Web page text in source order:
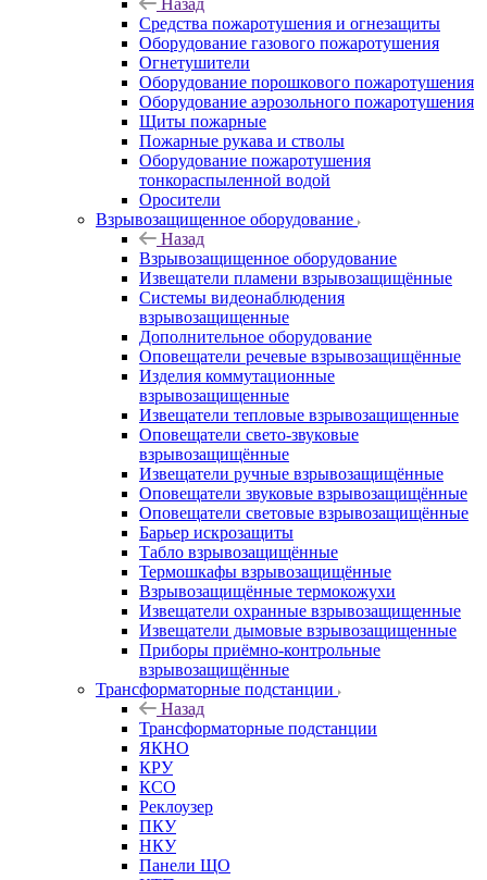
Назад
Средства пожаротушения и огнезащиты
Оборудование газового пожаротушения
Огнетушители
Оборудование порошкового пожаротушения
Оборудование аэрозольного пожаротушения
Щиты пожарные
Пожарные рукава и стволы
Оборудование пожаротушения
тонкораспыленной водой
Оросители
Взрывозащищенное оборудование
Назад
Взрывозащищенное оборудование
Извещатели пламени взрывозащищённые
Системы видеонаблюдения
взрывозащищенные
Дополнительное оборудование
Оповещатели речевые взрывозащищённые
Изделия коммутационные
взрывозащищенные
Извещатели тепловые взрывозащищенные
Оповещатели свето-звуковые
взрывозащищённые
Извещатели ручные взрывозащищённые
Оповещатели звуковые взрывозащищённые
Оповещатели световые взрывозащищённые
Барьер искрозащиты
Табло взрывозащищённые
Термошкафы взрывозащищённые
Взрывозащищённые термокожухи
Извещатели охранные взрывозащищенные
Извещатели дымовые взрывозащищенные
Приборы приёмно-контрольные
взрывозащищённые
Трансформаторные подстанции
Назад
Трансформаторные подстанции
ЯКНО
КРУ
КСО
Реклоузер
ПКУ
НКУ
Панели ЩО